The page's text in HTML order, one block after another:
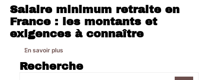
Salaire minimum retraite en
France : les montants et
exigences à connaître
En savoir plus
Recherche